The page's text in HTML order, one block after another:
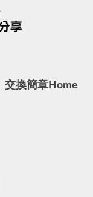
交換簡章 Home